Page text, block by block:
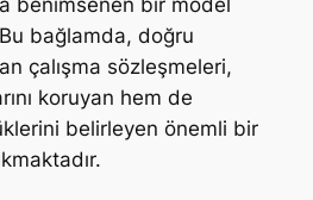
bağlamda, doğru
çalışma sözleşmeleri,
koruyan hem de
belirleyen önemli bir